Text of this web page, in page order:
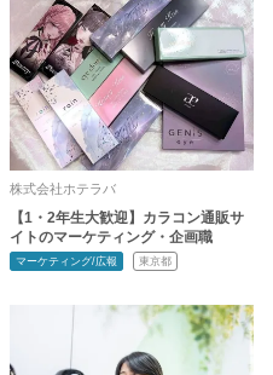
株式会社ホテラバ
【1・2年生大歓迎】カラコン通販サ
イトのマーケティング・企画職
マーケティング/広報 東京都